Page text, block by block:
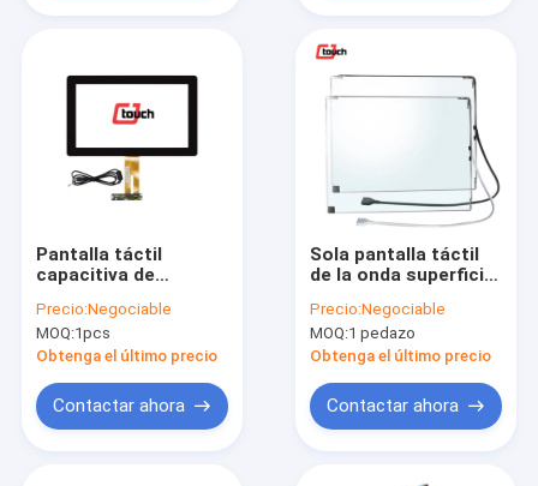
Pantalla táctil
capacitiva de
prueba de polvo de
PCAP con la interfaz
USB 13,3”
Precio:Negociable
MOQ:1pcs
Obtenga el último precio
Contactar ahora
Sola pantalla táctil
de la onda superficial
el regulador del USB
Precio:Negociable
MOQ:1 pedazo
Obtenga el último precio
Contactar ahora